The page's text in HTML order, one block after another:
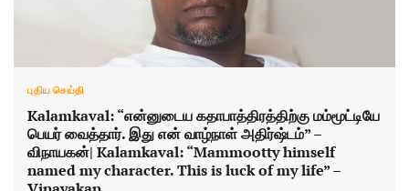
புதிய செய்தி
Kalamkaval: “என்னுடைய கதாபாத்திரத்திற்கு மம்மூட்டியே
பெயர் வைத்தார். இது என் வாழ்நாள் அதிர்ஷ்டம்” –
விநாயகன்| Kalamkaval: “Mammootty himself
named my character. This is luck of my life” –